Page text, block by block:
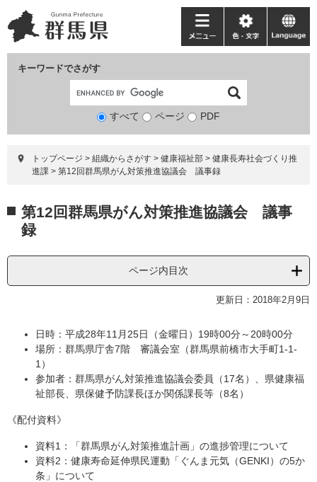
ー
ジ
ニ
ュ
て
キーワードでさがす
検
象
すべて ページ PDF
メ
ニ
ー
色・
文
language
トップページ > 組織からさがす > 健康福祉部 > 健康長寿社会づくり推
進課 > 第12回群馬県がん対策推進協議会 議事録
文 第12回群馬県がん対策推進協議会 議事
録
ページ内目次
更新日：2018年2月9日
日時：平成28年11月25日（金曜日）19時00分～20時00分
場所：群馬県庁舎7階 審議会室（群馬県前橋市大手町1-1-
1）
参加者：群馬県がん対策推進協議会委員（17名）、県健康福
祉部長、県保健予防課長ほか関係課長等（8名）
《配付資料》
資料1：「群馬県がん対策推進計画」の進捗管理について
資料2：健康寿命延伸県民運動「ぐんま元気（GENKI）の5か
条」について